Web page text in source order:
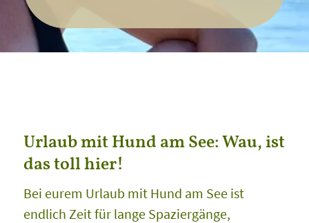
Urlaub mit Hund am See: Wau, ist
das toll hier!
Bei eurem Urlaub mit Hund am See ist
endlich Zeit für lange Spaziergänge,